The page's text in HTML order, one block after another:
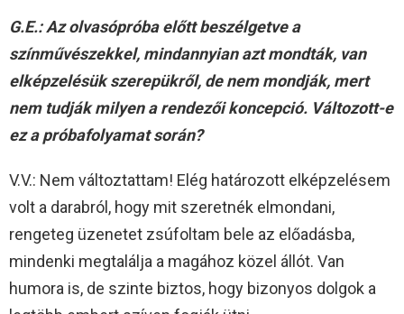
G.E.: Az olvasópróba előtt beszélgetve a
színművészekkel, mindannyian azt mondták, van
elképzelésük szerepükről, de nem mondják, mert
nem tudják milyen a rendezői koncepció. Változott-e
ez a próbafolyamat során?
V.V.: Nem változtattam! Elég határozott elképzelésem
volt a darabról, hogy mit szeretnék elmondani,
rengeteg üzenetet zsúfoltam bele az előadásba,
mindenki megtalálja a magához közel állót. Van
humora is, de szinte biztos, hogy bizonyos dolgok a